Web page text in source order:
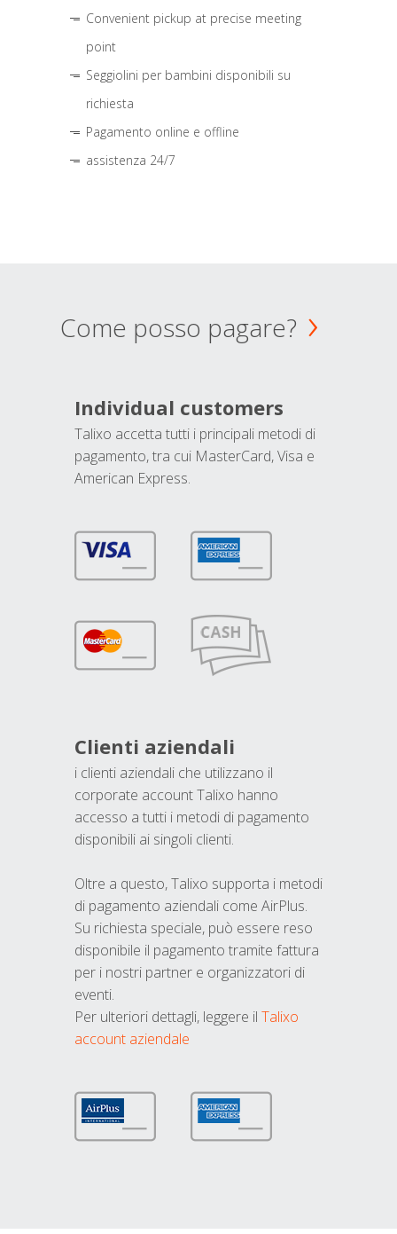
Convenient pickup at precise meeting
point
Seggiolini per bambini disponibili su
richiesta
Pagamento online e offline
assistenza 24/7
Come posso pagare?
Individual customers
Talixo accetta tutti i principali metodi di
pagamento, tra cui MasterCard, Visa e
American Express.
Clienti aziendali
i clienti aziendali che utilizzano il
corporate account Talixo hanno
accesso a tutti i metodi di pagamento
disponibili ai singoli clienti.
Oltre a questo, Talixo supporta i metodi
di pagamento aziendali come AirPlus.
Su richiesta speciale, può essere reso
disponibile il pagamento tramite fattura
per i nostri partner e organizzatori di
eventi.
Per ulteriori dettagli, leggere il Talixo
account aziendale